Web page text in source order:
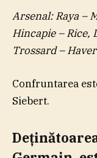
Arsenal: Raya –
Hincapie – Rice,
Trossard –
Confruntarea
Siebert.